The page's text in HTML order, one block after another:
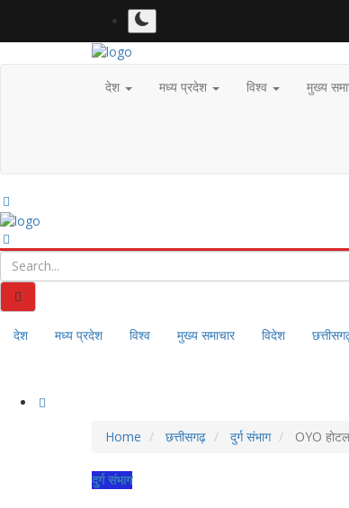
देश मध्य प्रदेश विश्व मुख्य
देश मध्य प्रदेश विश्व मुख्य समाचार विदेश
Home छत्तीसगढ़ दुर्ग संभाग OYO
दुर्ग संभाग